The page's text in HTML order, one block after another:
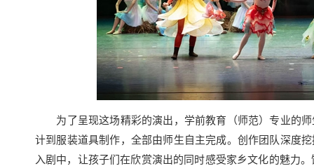
为了呈现这场精彩的演出，学前教育（师范）专业的师
计到服装道具制作，全部由师生自主完成。创作团队深度
入剧中，让孩子们在欣赏演出的同时感受家乡文化的魅力